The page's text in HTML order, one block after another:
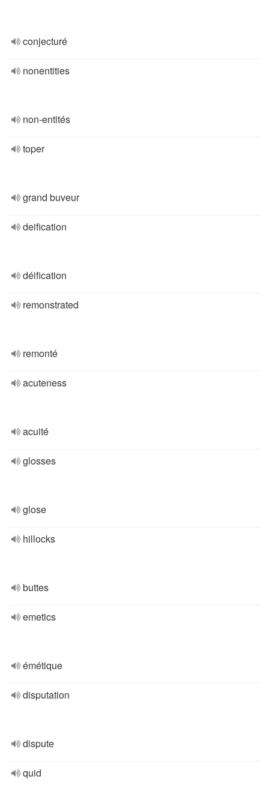
conjecturé
nonentities
non-entités
toper
grand buveur
deification
déification
remonstrated
remonté
acuteness
acuité
glosses
glose
hillocks
buttes
emetics
émétique
disputation
dispute
quid